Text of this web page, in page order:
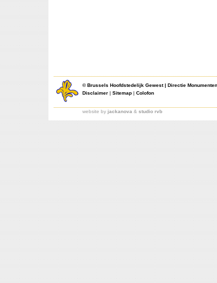
©Brussels Hoofdstedelijk Gewest| Directie
Disclaimer | Sitemap | Colofon
website by jackanova & studio rvb